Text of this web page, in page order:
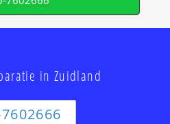
in Zuidland